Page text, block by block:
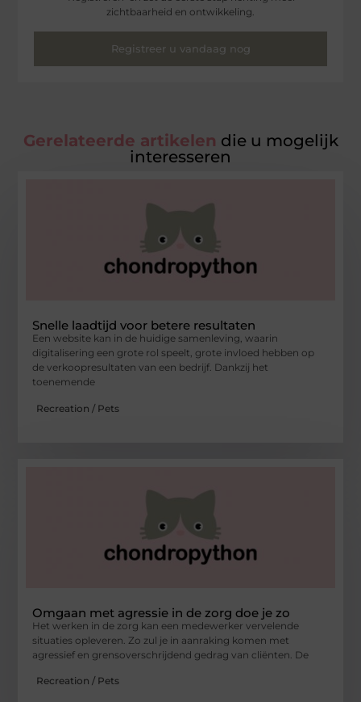
zichtbaarheid en ontwikkeling.
Registreer u vandaag nog
Gerelateerde artikelen die u mogelijk
interesseren
Snelle laadtijd voor betere resultaten
Een website kan in de huidige samenleving, waarin
digitalisering een grote rol speelt, grote invloed hebben op
de verkoopresultaten van een bedrijf. Dankzij het
toenemende
Recreation / Pets
Omgaan met agressie in de zorg doe je zo
Het werken in de zorg kan een medewerker vervelende
situaties opleveren. Zo zul je in aanraking komen met
agressief en grensoverschrijdend gedrag van cliënten. De
Recreation / Pets